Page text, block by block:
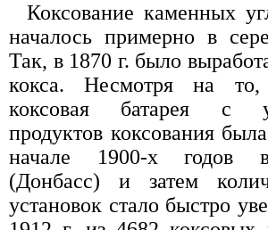
Коксование каменных
началось примерно в
Так, в 1870 г. было
кокса. Несмотря на
коксовая батарея с
продуктов коксования
начале 1900-х годов
(Донбасс) и затем
установок стало быстро